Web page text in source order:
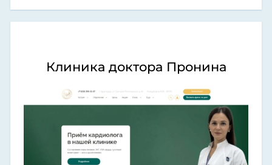
Клиника доктора Пронина